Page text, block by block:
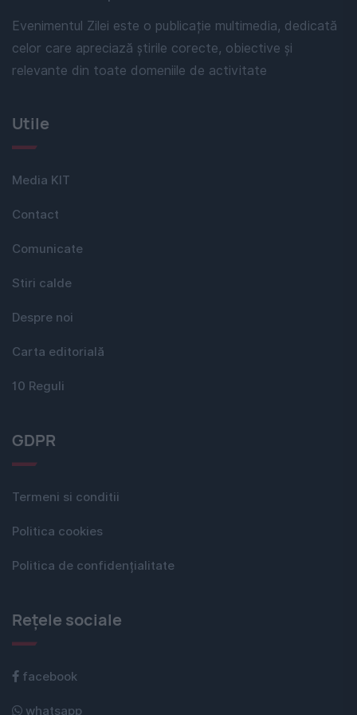
Evenimentul Zilei este o publicație multimedia, dedicată
celor care apreciază știrile corecte, obiective și
relevante din toate domeniile de activitate
Utile
Media KIT
Contact
Comunicate
Stiri calde
Despre noi
Carta editorială
10 Reguli
GDPR
Termeni si conditii
Politica cookies
Politica de confidențialitate
Rețele sociale
facebook
whatsapp